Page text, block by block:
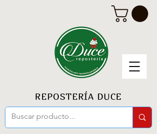
REPOSTERÍA DUCE